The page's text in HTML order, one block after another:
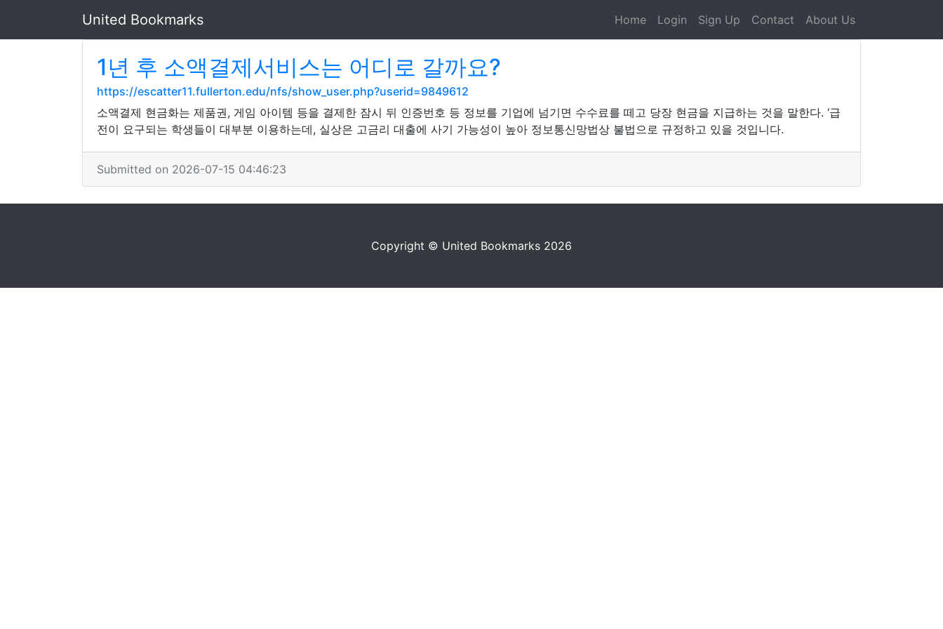
United Bookmarks Home Login Sign Up Contact About Us
1년 후 소액결제서비스는 어디로 갈까요?
https://escatter11.fullerton.edu/nfs/show_user.php?userid=9849612
소액결제 현금화는 제품권, 게임 아이템 등을 결제한 잠시 뒤 인증번호 등 정보를 기업에 넘기면 수수료를 떼고 당장 현금을 지급하는 것을 말한다. ‘급
전이 요구되는 학생들이 대부분 이용하는데, 실상은 고금리 대출에 사기 가능성이 높아 정보통신망법상 불법으로 규정하고 있을 것입니다.
Submitted on 2026-07-15 04:46:23
Copyright © United Bookmarks 2026